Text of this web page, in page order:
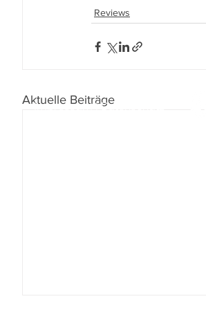
Reviews
Aktuelle Beiträge
Impressum IDatenschutz